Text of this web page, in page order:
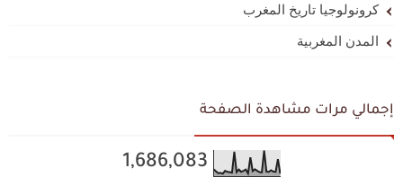
كرونولوجيا تاريخ المغرب
المدن المغربية
إجمالي مرات مشاهدة الصفحة
1,686,083